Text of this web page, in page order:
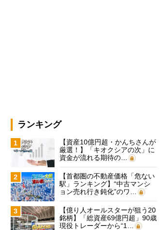
ランキング
1
【資産10億円超・かんちさんが
厳選！】「キオクシアの次」に
資金が流れる期待の…
2
【首都圏の不動産価格「危ない
駅」ランキング】“中古マンシ
ョン売れ行き鈍化”のワ…
3
【億り人オールスターが狙う20
銘柄】「総資産69億円超」90歳
現役トレーダーから“1…